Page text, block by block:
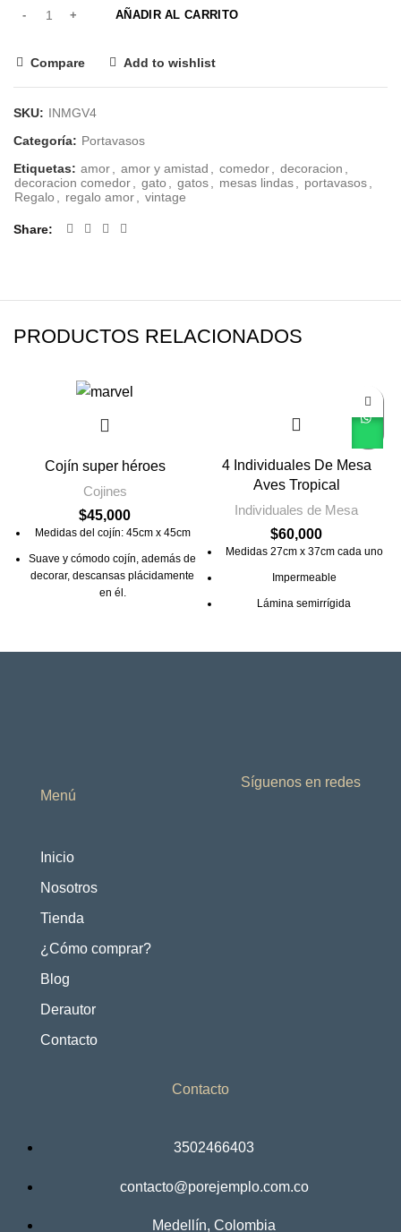
AÑADIR AL CARRITO
Compare Add to wishlist
SKU: INMGV4
Categoría: Portavasos
Etiquetas: amor amor y amistad comedor decoracion
decoracion comedor
gato gatos mesas lindas portavasos
Regalo
regalo amor vintage
Share
PRODUCTOS RELACIONADOS
Cojín super héroes
Cojines
$45,000
Medidas del cojín: 45cm x 45cm
Suave y cómodo cojín, además de
decorar, descansas plácidamente
en él.
antes de comprar
4 Individuales De Mesa
Aves Tropical
Individuales de Mesa
$60,000
Medidas 27cm x 37cm cada uno
Impermeable
Lámina semirrígida
invitamos a buscar la opción que
los tenemos para ti
Menú
Inicio
Nosotros
Tienda
¿Cómo comprar?
Blog
Derautor
Contacto
Síguenos en redes
Contacto
3502466403
contacto@porejemplo.com.co
Medellín, Colombia